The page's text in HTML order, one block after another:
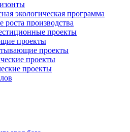
экологическая программа
роста производства
проекты
проекты
проекты
проекты
проекты